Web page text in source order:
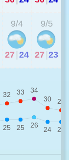
9/4
27 24
9/5
27 23